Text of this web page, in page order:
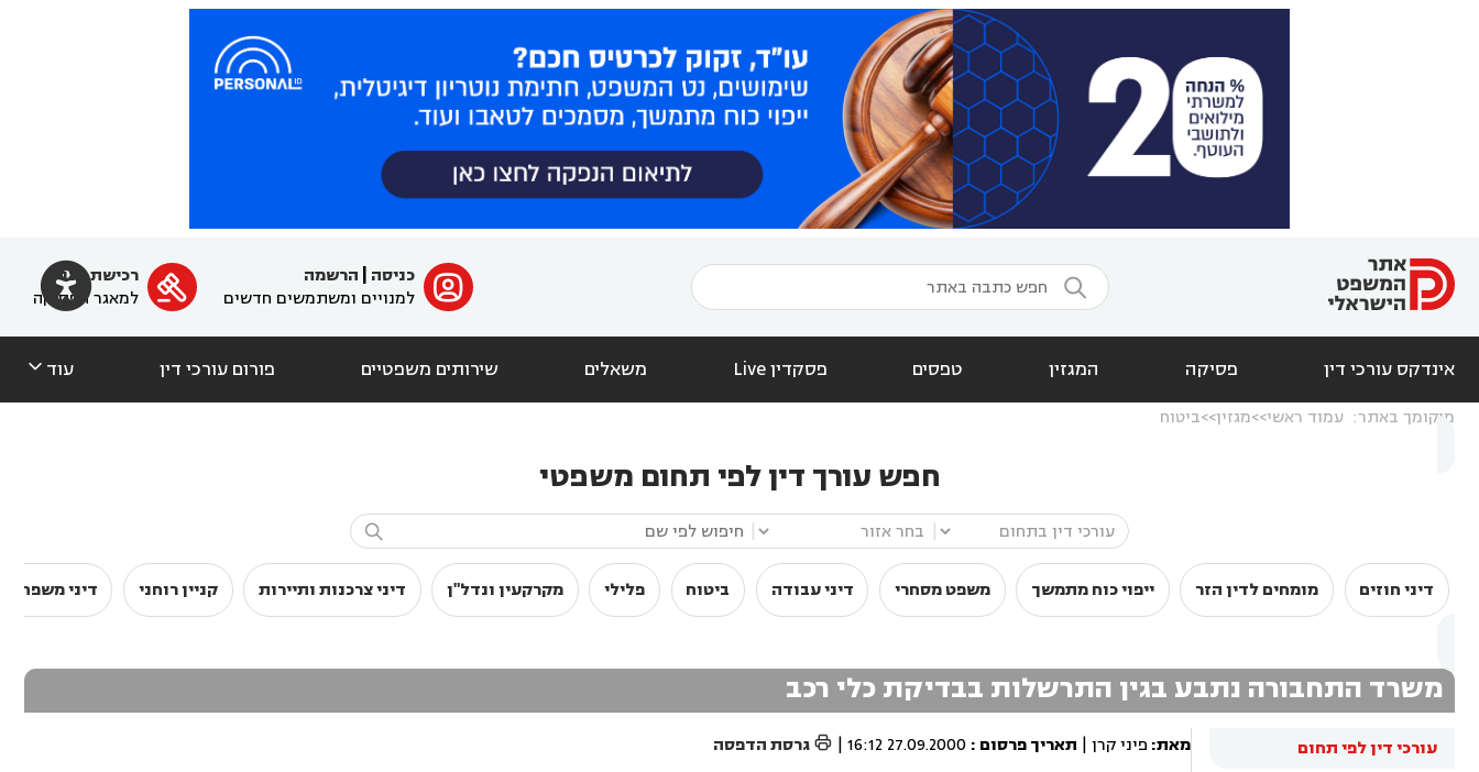
  ﱐ כניסה
הרשמה
למנויים ומשתמשים חדשים

רכישת מנוי
למאגר הפסיקה
אינדקס עורכי דין פסיקה המגזין טפסים פסקדין Live משאלים שירותים משפטיים פורום עורכי דין עוד 
מיקומך באתר: עמוד ראשי מגזין ביטוח
חפש עורך דין לפי תחום משפטי

דיני חוזים מומחים לדין הזר ייפוי כוח מתמשך משפט מסחרי דיני עבודה ביטוח פלילי מקרקעין ונדל"ן דיני צרכנות ותיירות קניין רוחני דיני משפחה
משרד התחבורה נתבע בגין התרשלות בבדיקת כלי רכב
עורכי דין לפי תחום
מאת: פיני קרן | תאריך פרסום :
27.09.2000 16:12
|
 גרסת הדפסה